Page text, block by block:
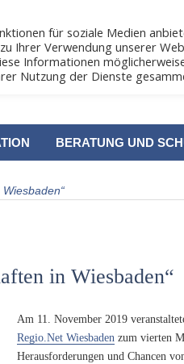
BERATUNG UND
in Wiesbaden“
Am 11. November 2019
Regio.Net Wiesbaden zum vierten
Herausforderungen und Chancen
für soziale Medien
Ihrer Verwendung unserer
Informationen
Nutzung der Dienste